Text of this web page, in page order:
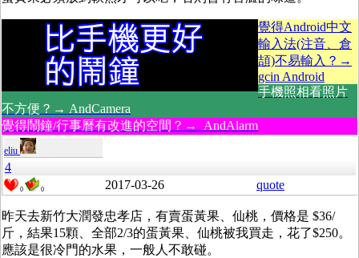
覺得Android中文
輸入法(注音、倉
頡)不易輸入？→
gcin Android
手機照相看照片
不方便？→ AndCamera
覺得鬧鐘/行事曆有改進的空間？→ AndAlarm
eliu
4
0 0 2017-03-26 quote
昨天去新竹大潤發忠孝店，有賣蛋黃果、仙桃，價格是 $36/
斤，結果15顆、全部2/3的蛋黃果、仙桃被我買走，花了$250。
應該是很冷門的水果，一般人不敢碰。